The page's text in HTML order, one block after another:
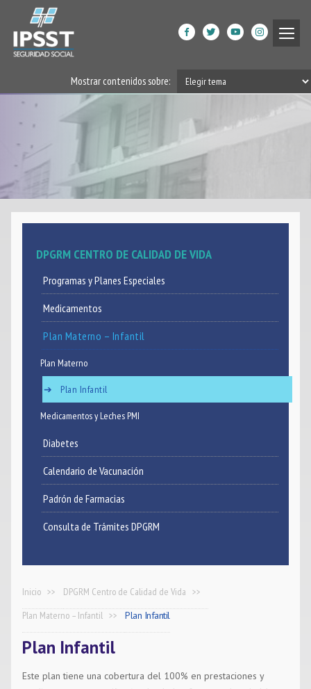
Institucional
Acción Social
DPGRM Centro de Calidad
de Vida
Mostrar contenidos sobre:
DPGRM CENTRO DE CALIDAD DE VIDA
Programas y Planes Especiales
Medicamentos
Plan Materno – Infantil
Plan Materno
Plan Infantil
Medicamentos y Leches PMI
Diabetes
Calendario de Vacunación
Padrón de Farmacias
Consulta de Trámites DPGRM
Inicio
DPGRM Centro de Calidad de Vida
Plan Materno – Infantil
Plan Infantil
Plan Infantil
Este plan tiene una cobertura del 100% en prestaciones y